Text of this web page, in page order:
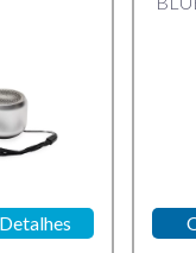
Detalhes